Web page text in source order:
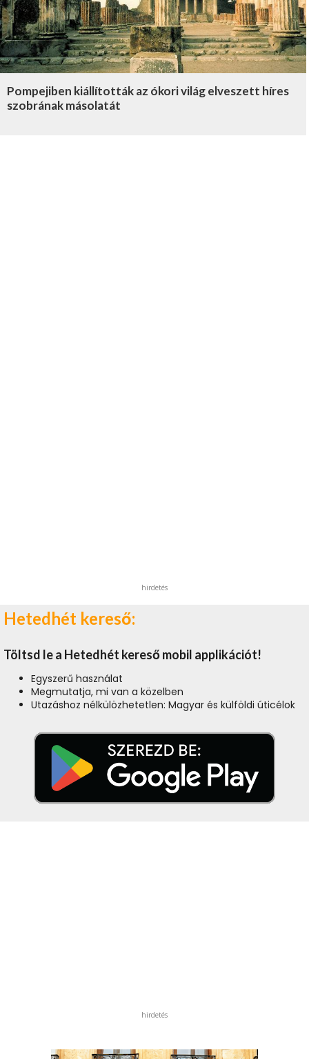
Pompejiben kiállították az ókori világ elveszett híres
szobrának másolatát
hirdetés
Hetedhét kereső:
Töltsd le a Hetedhét kereső mobil applikációt!
Egyszerű használat
Megmutatja, mi van a közelben
Utazáshoz nélkülözhetetlen: Magyar és külföldi úticélok
hirdetés